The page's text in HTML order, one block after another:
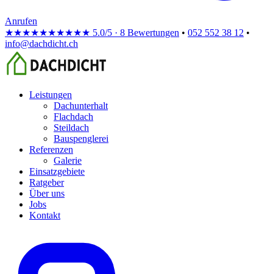
Anrufen
★★★★★★★★★★ 5.0/5 · 8 Bewertungen • 052 552 38 12 •
info@dachdicht.ch
Leistungen
Dachunterhalt
Flachdach
Steildach
Bauspenglerei
Referenzen
Galerie
Einsatzgebiete
Ratgeber
Über uns
Jobs
Kontakt